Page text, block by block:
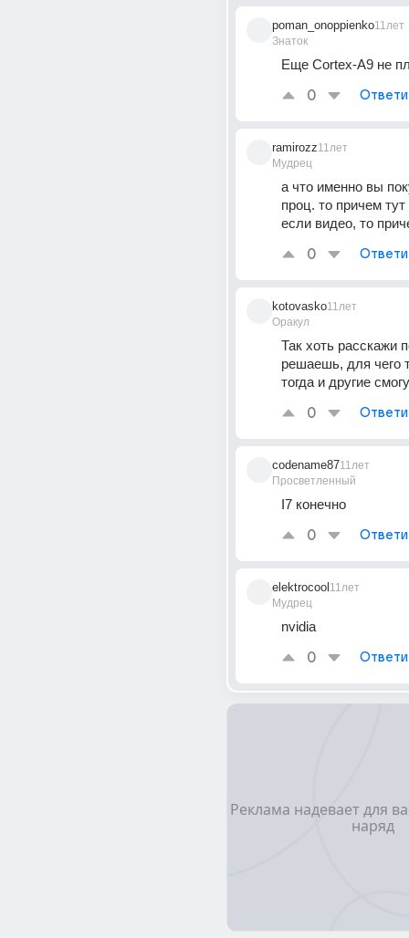
poman_onoppienko
Знаток
11лет
Еще Cortex-A9 не
0
ramirozz
Мудрец
11лет
а что именно вы
проц. то причем
если видео, то
0
kotovasko
Оракул
11лет
Так хоть расскажи
решаешь, для чего
тогда и другие
0
codename87
Просветленный
11лет
I7 конечно
0
elektrocool
Мудрец
11лет
nvidia
0